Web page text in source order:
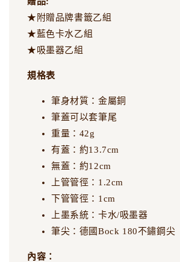
★附贈品牌書籤乙組
★藍色卡水乙組
★吸墨器乙組
規格表
筆身材質：金屬銅
筆蓋可以套筆尾
重量：42g
有蓋：約13.7cm
無蓋：約12cm
上管管徑：1.2cm
下管管徑：1cm
上墨系統：卡水/吸墨器
筆尖：德國Bock 180不鏽鋼尖
內容：